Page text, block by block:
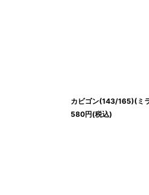
カビゴン(143/165)(ミ
580円(税込)